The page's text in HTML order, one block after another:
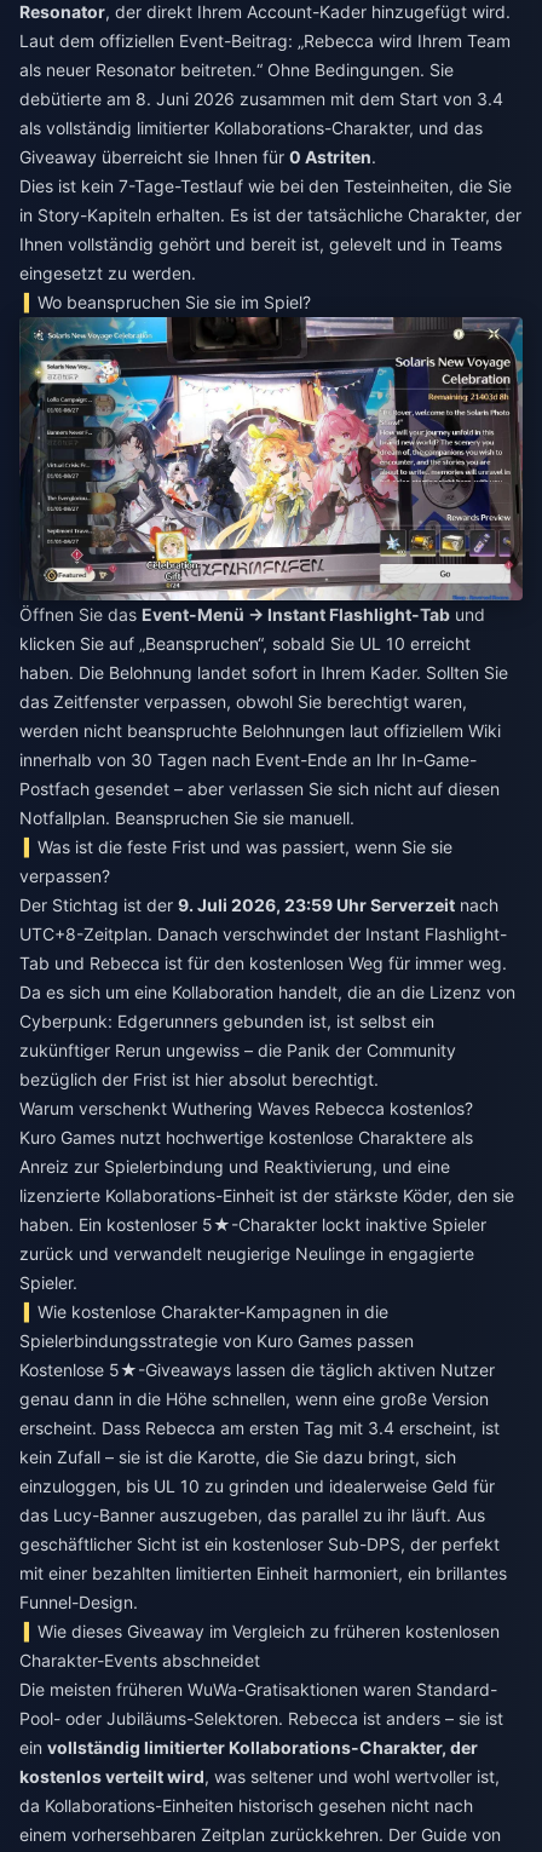
Resonator, der direkt Ihrem Account-Kader hinzugefügt wird.
Laut dem offiziellen Event-Beitrag: „Rebecca wird Ihrem Team
als neuer Resonator beitreten.“ Ohne Bedingungen. Sie
debütierte am 8. Juni 2026 zusammen mit dem Start von 3.4
als vollständig limitierter Kollaborations-Charakter, und das
Giveaway überreicht sie Ihnen für 0 Astriten.
Dies ist kein 7-Tage-Testlauf wie bei den Testeinheiten, die Sie
in Story-Kapiteln erhalten. Es ist der tatsächliche Charakter, der
Ihnen vollständig gehört und bereit ist, gelevelt und in Teams
eingesetzt zu werden.
Wo beanspruchen Sie sie im Spiel?
Öffnen Sie das Event-Menü → Instant Flashlight-Tab und
klicken Sie auf „Beanspruchen“, sobald Sie UL 10 erreicht
haben. Die Belohnung landet sofort in Ihrem Kader. Sollten Sie
das Zeitfenster verpassen, obwohl Sie berechtigt waren,
werden nicht beanspruchte Belohnungen laut offiziellem Wiki
innerhalb von 30 Tagen nach Event-Ende an Ihr In-Game-
Postfach gesendet – aber verlassen Sie sich nicht auf diesen
Notfallplan. Beanspruchen Sie sie manuell.
Was ist die feste Frist und was passiert, wenn Sie sie
verpassen?
Der Stichtag ist der 9. Juli 2026, 23:59 Uhr Serverzeit nach
UTC+8-Zeitplan. Danach verschwindet der Instant Flashlight-
Tab und Rebecca ist für den kostenlosen Weg für immer weg.
Da es sich um eine Kollaboration handelt, die an die Lizenz von
Cyberpunk: Edgerunners gebunden ist, ist selbst ein
zukünftiger Rerun ungewiss – die Panik der Community
bezüglich der Frist ist hier absolut berechtigt.
Warum verschenkt Wuthering Waves Rebecca kostenlos?
Kuro Games nutzt hochwertige kostenlose Charaktere als
Anreiz zur Spielerbindung und Reaktivierung, und eine
lizenzierte Kollaborations-Einheit ist der stärkste Köder, den sie
haben. Ein kostenloser 5★-Charakter lockt inaktive Spieler
zurück und verwandelt neugierige Neulinge in engagierte
Spieler.
Wie kostenlose Charakter-Kampagnen in die
Spielerbindungsstrategie von Kuro Games passen
Kostenlose 5★-Giveaways lassen die täglich aktiven Nutzer
genau dann in die Höhe schnellen, wenn eine große Version
erscheint. Dass Rebecca am ersten Tag mit 3.4 erscheint, ist
kein Zufall – sie ist die Karotte, die Sie dazu bringt, sich
einzuloggen, bis UL 10 zu grinden und idealerweise Geld für
das Lucy-Banner auszugeben, das parallel zu ihr läuft. Aus
geschäftlicher Sicht ist ein kostenloser Sub-DPS, der perfekt
mit einer bezahlten limitierten Einheit harmoniert, ein brillantes
Funnel-Design.
Wie dieses Giveaway im Vergleich zu früheren kostenlosen
Charakter-Events abschneidet
Die meisten früheren WuWa-Gratisaktionen waren Standard-
Pool- oder Jubiläums-Selektoren. Rebecca ist anders – sie ist
ein vollständig limitierter Kollaborations-Charakter, der
kostenlos verteilt wird, was seltener und wohl wertvoller ist,
da Kollaborations-Einheiten historisch gesehen nicht nach
einem vorhersehbaren Zeitplan zurückkehren. Der Guide von